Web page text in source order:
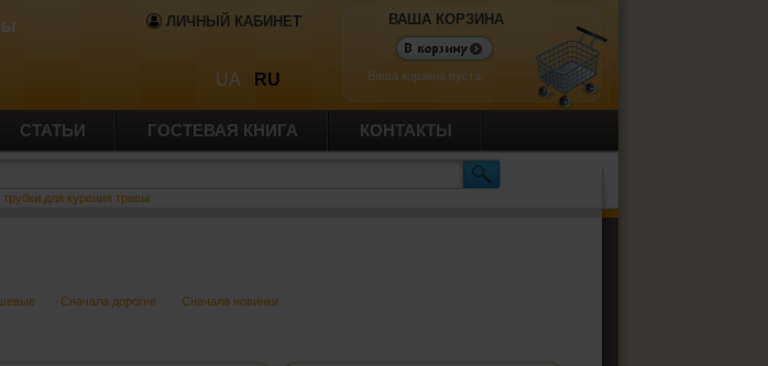
ЛИЧНЫЙ КАБИНЕТ
UA RU
ВАША КОРЗИНА
Ваша корзина пуста.
СТАТЬИ ГОСТЕВАЯ КНИГА КОНТАКТЫ
для курения травы
Сначала дорогие Сначала новинки